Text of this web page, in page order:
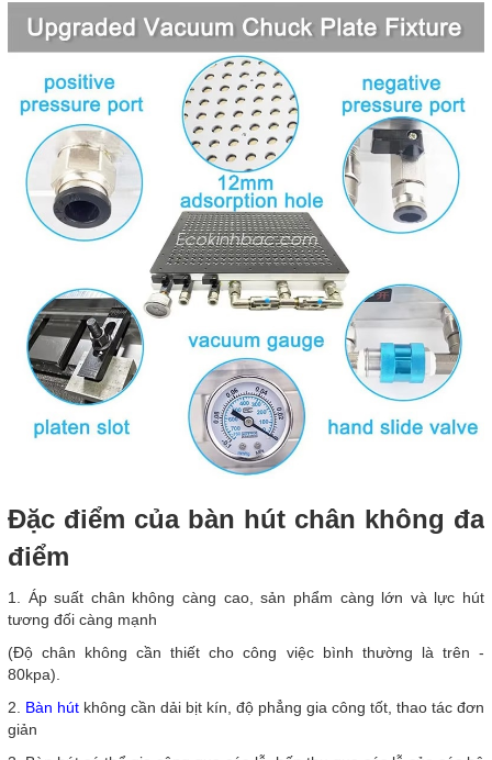
Đặc điểm của bàn hút chân không đa
điểm
1. Áp suất chân không càng cao, sản phẩm càng lớn và lực hút
tương đối càng mạnh
(Độ chân không cần thiết cho công việc bình thường là trên -
80kpa).
2.
Bàn hút không cần dải bịt kín, độ phẳng gia công tốt, thao tác đơn
giản